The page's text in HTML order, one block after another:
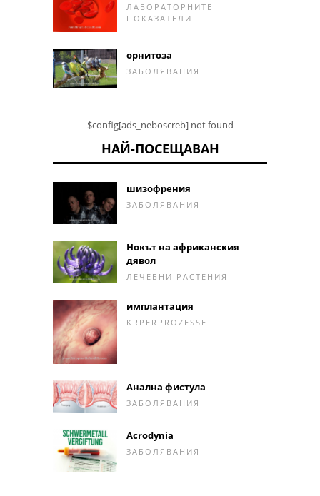
ЛАБОРАТОРНИТЕ
ПОКАЗАТЕЛИ
орнитоза
ЗАБОЛЯВАНИЯ
$config[ads_neboscreb] not found
НАЙ-ПОСЕЩАВАН
шизофрения
ЗАБОЛЯВАНИЯ
Нокът на африканския
дявол
ЛЕЧЕБНИ РАСТЕНИЯ
имплантация
KRPERPROZESSE
Анална фистула
ЗАБОЛЯВАНИЯ
Acrodynia
ЗАБОЛЯВАНИЯ